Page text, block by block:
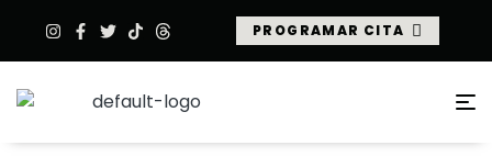
PROGRAMAR CITA